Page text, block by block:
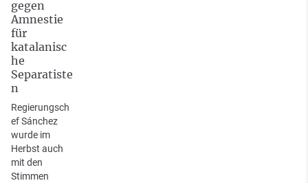
gegen
Amnestie
für
katalanisc
he
Separatiste
n
Regierungsch
ef Sánchez
wurde im
Herbst auch
mit den
Stimmen